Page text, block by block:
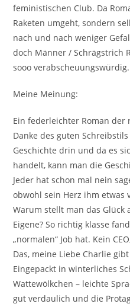
feministischen Club. Da
Raketen umgeht, sondern
nach und nach weniger
doch Männer / Schrägstrich
sooo verabscheuungswürdig.
Meine Meinung:
Ein federleichter Roman der
Danke des guten
Geschichte drin und da es
handelt, kann man die
Jeder hat schon mal nein
obwohl sein Herz ihm etwas
Warum stellt man das Glück
Eigene? So richtig klasse
„normalen“ Job hat. Kein
Das, meine Liebe Charlie
Eingepackt in winterliches
Wattewölkchen – leichte
gut verdaulich und die